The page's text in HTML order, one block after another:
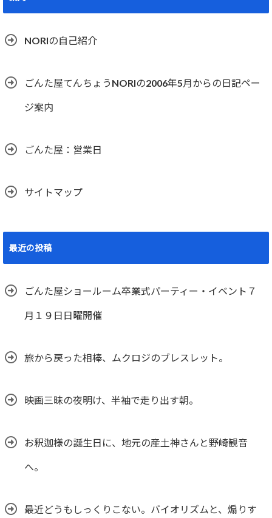
NORIの自己紹介
ごんた屋てんちょうNORIの2006年5月からの日記ペー
ジ案内
ごんた屋：営業日
サイトマップ
最近の投稿
ごんた屋ショールーム卒業式パーティー・イベント７
月１９日日曜開催
旅から戻った相棒、ムクロジのブレスレット。
映画三昧の夜明け、半袖で走り出す朝。
お釈迦様の誕生日に、地元の産土神さんと野崎観音
へ。
最近どうもしっくりこない。バイオリズムと、煽りす